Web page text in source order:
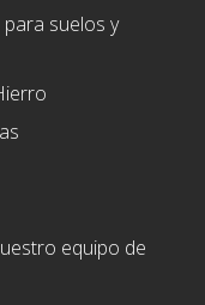
suelos y
equipo de